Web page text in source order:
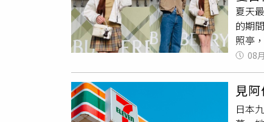
全心
認為
攝期
的樹
了。
《炎
解那
為觀
琢角
歷，
己付
打拚
「那
的父
主動
聊起
一個
見眾
夏天
的期
照亭
近況
場 包
Polo
細節
旅行
08
見
日本